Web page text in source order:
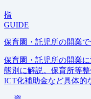
指
GUIDE
保育園・託児所の開業
保育園・託児所の開業
態別に解説。保育所等
ICT化補助金など具体的